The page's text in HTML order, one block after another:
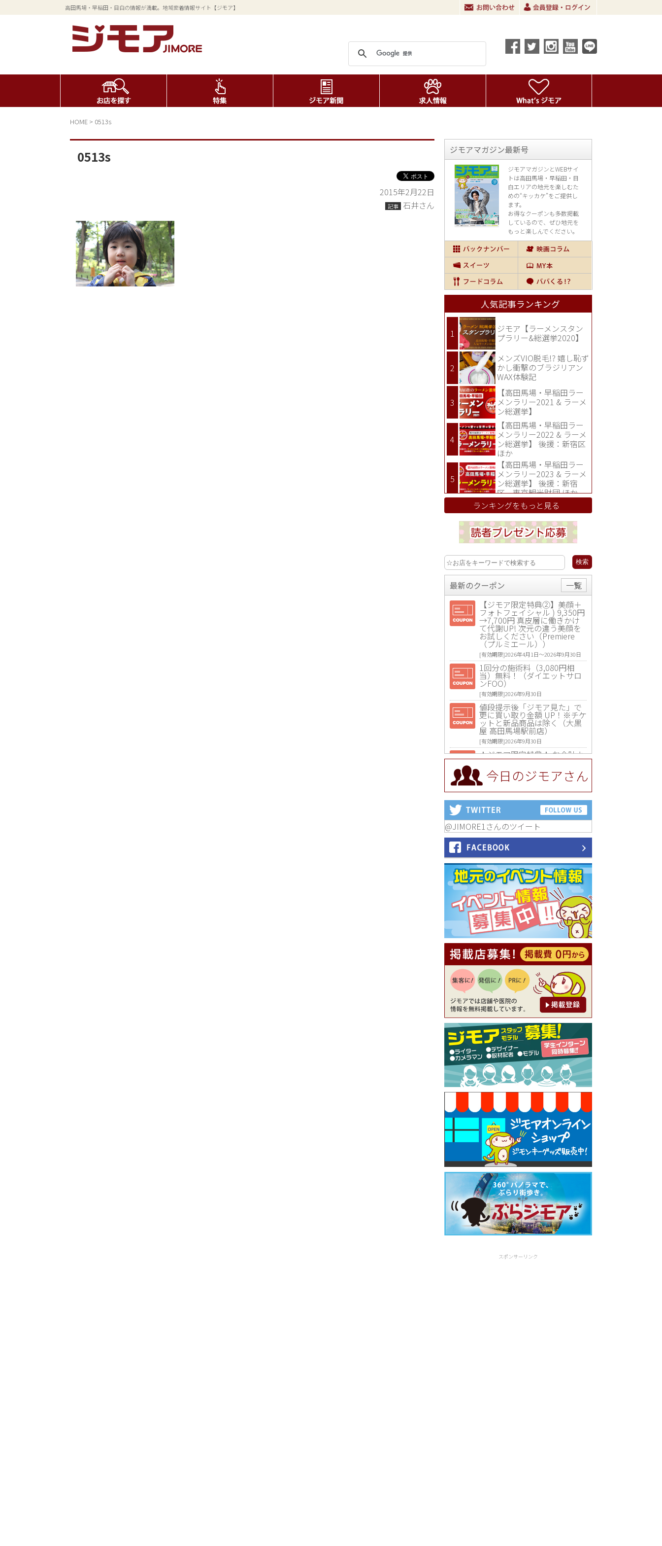
高田馬場・早稲田・目白の情報が満載。地域密着情報サイト【ジモア】
HOME > 0513s
0513s
2015年2月22日
記事 石井さん
ジモアマガジン最新号
ジモアマガジンとWEBサイ
トは高田馬場・早稲田・目
白エリアの地元を楽しむた
めの“キッカケ”をご提供し
ます。
お得なクーポンも多数掲載
しているので、 ぜひ地元を
もっと楽しんでください。
人気記事ランキング
ジモア【ラーメンスタン
プラリー&総選挙2020】
メンズVIO脱毛!? 嬉し恥ず
かし衝撃のブラジリアン
WAX体験記
【高田馬場・早稲田ラー
メンラリー2021 & ラーメ
ン総選挙】
【高田馬場・早稲田ラー
メンラリー2022 & ラーメ
ン総選挙】 後援：新宿区
ほか
【高田馬場・早稲田ラー
メンラリー2023 & ラーメ
ン総選挙】 後援：新宿
区、東京観光財団 ほか
ランキングをもっと見る
最新のクーポン
一覧
【ジモア限定特典②】美顔＋
フォトフェイシャル ) 9,350円
→7,700円 真皮層に働きかけ
て代謝UP! 次元の違う美顔を
お試しください（Premiere
（プルミエール））
[有効期限]2026年4月1日〜2026年9月30日
1回分の施術料（3,080円相
当）無料！（ダイエットサロ
ンFOO）
[有効期限]2026年9月30日
値段提示後「ジモア見た」で
更に買い取り金額 UP！※チケ
ットと新品商品は除く（大黒
屋 高田馬場駅前店）
[有効期限]2026年9月30日
★ジモア限定特典★ お会計よ
り全品5％OFF（ナチュラル＆
ハンドメイドショップ［マキ
マキ］）
[有効期限]2026年9月30日まで
【ジモア限定①】初回割引 特
価 VIO脱毛11,000円⇒8,800円
（メンズ専門ワックス脱毛サ
ロン Mickle（ミックル））
【ジモア読者特典2】コース 3,
500円→3,000円（料理5品+2
時間飲み放題）（創作イタリ
アン Pia Cuore（ピアクオー
レ））
[有効期限]2026年9月30日
【ジモア読者特典1】料理全品
20％OFF ※18時以降（創作イ
タリアン Pia Cuore（ピアクオ
ーレ））
[有効期限]2026年9月30日
【ジモア限定②】初回割引 特
価 鼻毛脱毛 半額 2,200円⇒1,1
00円（メンズ専門ワックス脱
毛サロン Mickle（ミック
ル））
[有効期限]2026年9月30日
【ジモア限定特典①】まつ毛
カール 3,850円→ 2,750円（Pr
emiere（プルミエール））
[有効期限]2026年9月30日
焼き餃子 一皿サービス（餃子
酒場たっちゃん 西早稲田
店）
[有効期限]2026年9月30日
今日のジモアさん
@JIMORE1さんのツイート
スポンサーリンク